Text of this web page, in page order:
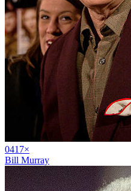
0417×
Bill Murray